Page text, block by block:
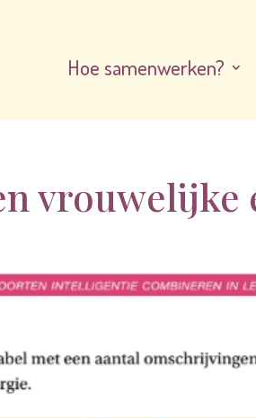
Hoe samenwerken?
vrouwelijke